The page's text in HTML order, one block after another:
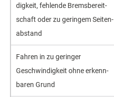
digkeit, fehlende Brems­bereit­
schaft oder zu geringem Seiten­
abstand
Fahren in zu geringer
Geschwin­digkeit ohne erkenn­
baren Grund